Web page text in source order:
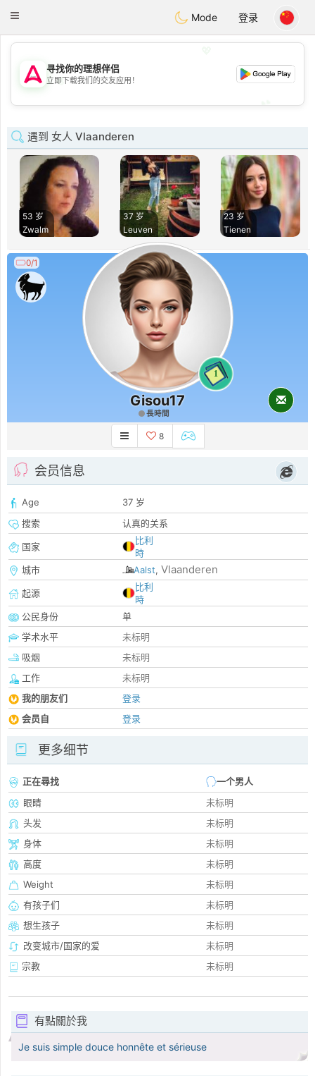
Tantôt
Toggle
Mode 登录
💖
💕
寻找你的理想伴侣
立即下载我们的交友应用！
遇到 女人 Vlaanderen
53 岁
Zwalm
37 岁
Leuven
23 岁
Tienen
0/1
1
Gisou17
長時間
8
会员信息
Age
37 岁
搜索
认真的关系
国家
比利
時
城市
Aalst, Vlaanderen
起源
比利
時
公民身份
单
学术水平
未标明
吸烟
未标明
工作
未标明
我的朋友们
登录
会员自
登录
更多细节
正在尋找
一个男人
眼睛
未标明
头发
未标明
身体
未标明
高度
未标明
Weight
未标明
有孩子们
未标明
想生孩子
未标明
改变城市/国家的爱
未标明
宗教
未标明
有點關於我
Je suis simple douce honnête et sérieuse